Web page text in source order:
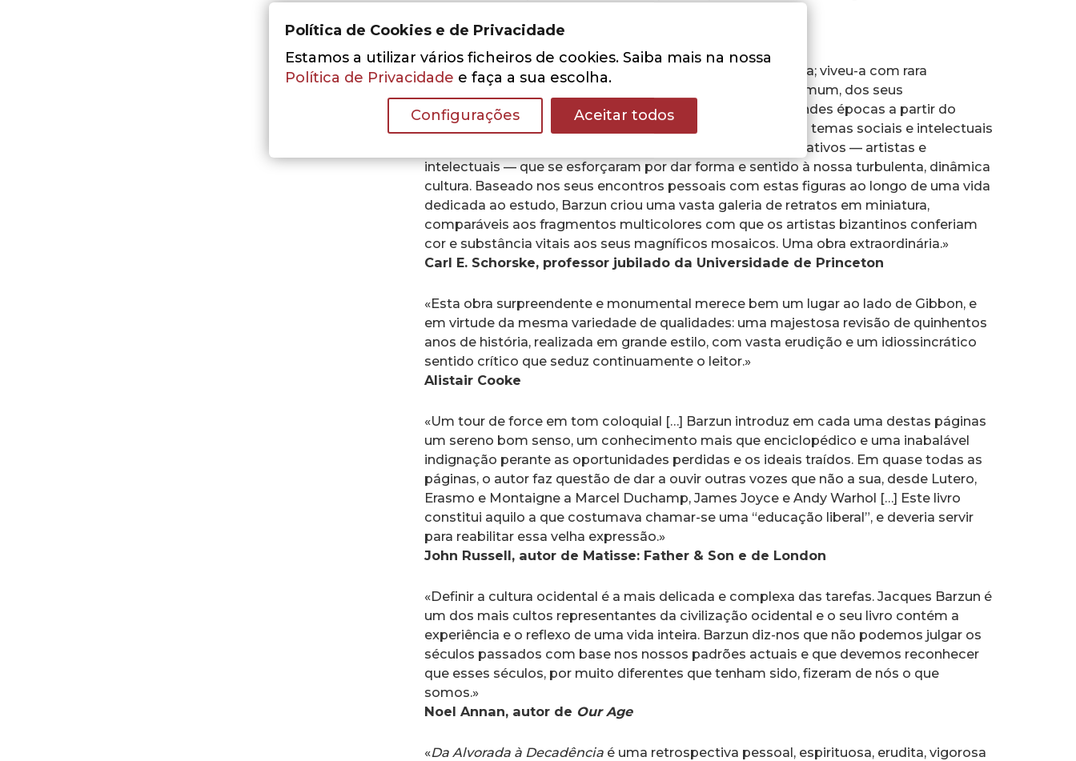
John Silber, chanceler da Universidade de Boston
«Jacques Barzun não se limitou a estudar a cultura europeia; viveu-a com rara
intensidade. Neste livro faz a síntese, acessível ao leitor comum, dos seus
ensinamentos históricos. A obra assenta sobre quatro grandes épocas a partir do
Renascimento. Dentro de cada uma delas, sustentando os temas sociais e intelectuais
que as interligam, juntam-se as multidões de indivíduos criativos — artistas e
intelectuais — que se esforçaram por dar forma e sentido à nossa turbulenta, dinâmica
cultura. Baseado nos seus encontros pessoais com estas figuras ao longo de uma vida
dedicada ao estudo, Barzun criou uma vasta galeria de retratos em miniatura,
comparáveis aos fragmentos multicolores com que os artistas bizantinos conferiam
cor e substância vitais aos seus magníficos mosaicos. Uma obra extraordinária.»
Carl E. Schorske, professor jubilado da Universidade de Princeton
«Esta obra surpreendente e monumental merece bem um lugar ao lado de Gibbon, e
em virtude da mesma variedade de qualidades: uma majestosa revisão de quinhentos
anos de história, realizada em grande estilo, com vasta erudição e um idiossincrático
sentido crítico que seduz continuamente o leitor.»
Alistair Cooke
«Um tour de force em tom coloquial […] Barzun introduz em cada uma destas páginas
um sereno bom senso, um conhecimento mais que enciclopédico e uma inabalável
indignação perante as oportunidades perdidas e os ideais traídos. Em quase todas as
páginas, o autor faz questão de dar a ouvir outras vozes que não a sua, desde Lutero,
Erasmo e Montaigne a Marcel Duchamp, James Joyce e Andy Warhol […] Este livro
constitui aquilo a que costumava chamar-se uma “educação liberal”, e deveria servir
para reabilitar essa velha expressão.»
John Russell, autor de Matisse: Father & Son e de London
«Definir a cultura ocidental é a mais delicada e complexa das tarefas. Jacques Barzun é
um dos mais cultos representantes da civilização ocidental e o seu livro contém a
experiência e o reflexo de uma vida inteira. Barzun diz-nos que não podemos julgar os
séculos passados com base nos nossos padrões actuais e que devemos reconhecer
que esses séculos, por muito diferentes que tenham sido, fizeram de nós o que
somos.»
Noel Annan, autor de Our Age
«Da Alvorada à Decadência é uma retrospectiva pessoal, espirituosa, erudita, vigorosa
Política de Cookies e de Privacidade
Estamos a utilizar vários ficheiros de cookies. Saiba mais na nossa
Política de Privacidade e faça a sua escolha.
Configurações Aceitar todos